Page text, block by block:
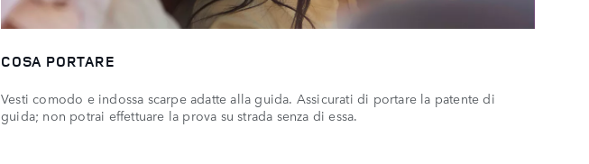
COSA PORTARE
Vesti comodo e indossa scarpe adatte alla guida. Assicurati di portare la patente di
guida; non potrai effettuare la prova su strada senza di essa.